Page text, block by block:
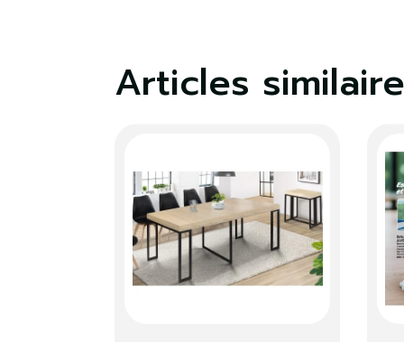
Articles